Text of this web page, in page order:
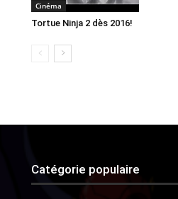
Cinéma
Tortue Ninja 2 dès 2016!
Catégorie populaire